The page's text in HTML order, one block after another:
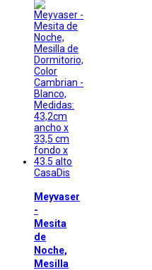
CasaDis
Meyvaser
-
Mesita
de
Noche,
Mesilla